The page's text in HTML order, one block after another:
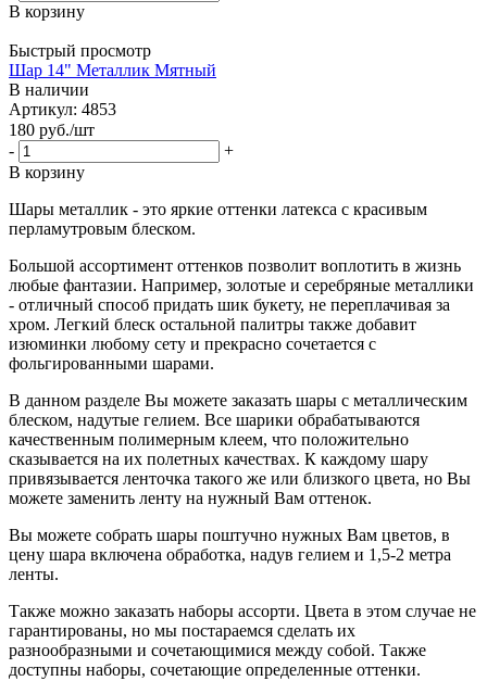
В корзину
Быстрый просмотр
Шар 14" Металлик Мятный
В наличии
Артикул: 4853
180 руб./шт
-
+
В корзину
Шары металлик - это яркие оттенки латекса с красивым
перламутровым блеском.
Большой ассортимент оттенков позволит воплотить в жизнь
любые фантазии. Например, золотые и серебряные металлики
- отличный способ придать шик букету, не переплачивая за
хром. Легкий блеск остальной палитры также добавит
изюминки любому сету и прекрасно сочетается с
фольгированными шарами.
В данном разделе Вы можете заказать шары с металлическим
блеском, надутые гелием. Все шарики обрабатываются
качественным полимерным клеем, что положительно
сказывается на их полетных качествах. К каждому шару
привязывается ленточка такого же или близкого цвета, но Вы
можете заменить ленту на нужный Вам оттенок.
Вы можете собрать шары поштучно нужных Вам цветов, в
цену шара включена обработка, надув гелием и 1,5-2 метра
ленты.
Также можно заказать наборы ассорти. Цвета в этом случае не
гарантированы, но мы постараемся сделать их
разнообразными и сочетающимися между собой. Также
доступны наборы, сочетающие определенные оттенки.